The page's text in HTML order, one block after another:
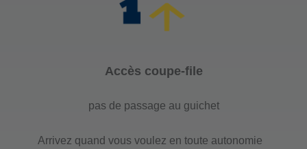
Courcelles Champerret
75017 Paris
Accès coupe-file
pas de passage au guichet
Arrivez quand vous voulez en toute autonomie